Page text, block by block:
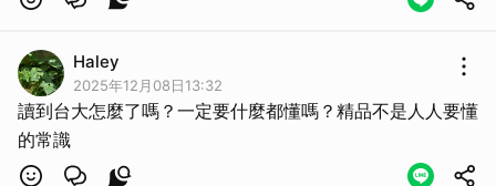
Haley
2025年12月08日13:32
讀到台大怎麼了嗎？一定要什麼都懂嗎？精品不是人人要懂
的常識